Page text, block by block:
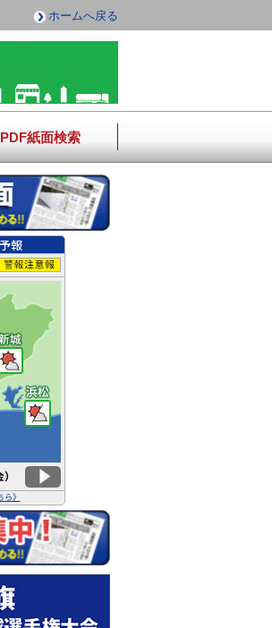
ホームへ戻る
PDF紙面検索